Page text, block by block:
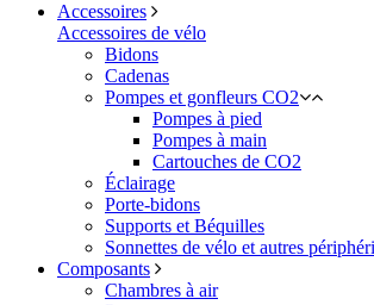
Accessoires
Accessoires de vélo
Bidons
Cadenas
Pompes et gonfleurs CO2
Pompes à pied
Pompes à main
Cartouches de CO2
Éclairage
Porte-bidons
Supports et Béquilles
Sonnettes de vélo et autres
Composants
Chambres à air